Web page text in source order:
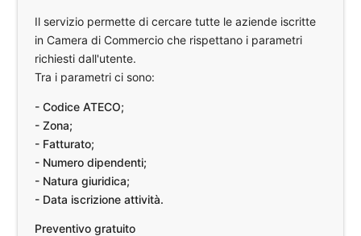
Il servizio permette di cercare tutte le aziende iscritte
in Camera di Commercio che rispettano i parametri
richiesti dall'utente.
Tra i parametri ci sono:
- Codice ATECO;
- Zona;
- Fatturato;
- Numero dipendenti;
- Natura giuridica;
- Data iscrizione attività.
Preventivo gratuito